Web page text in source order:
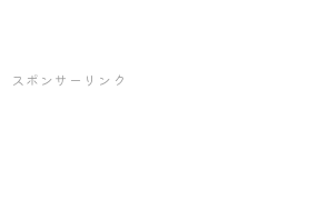
スポンサーリンク